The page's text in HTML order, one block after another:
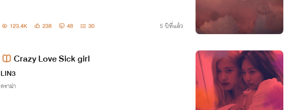
123.4K 238 48 30 5 ปีที่แล้ว
Crazy Love Sick girl
LIN3
ดราม่า